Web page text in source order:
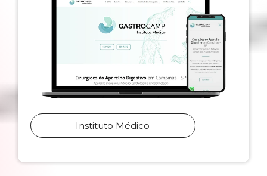
Instituto Médico